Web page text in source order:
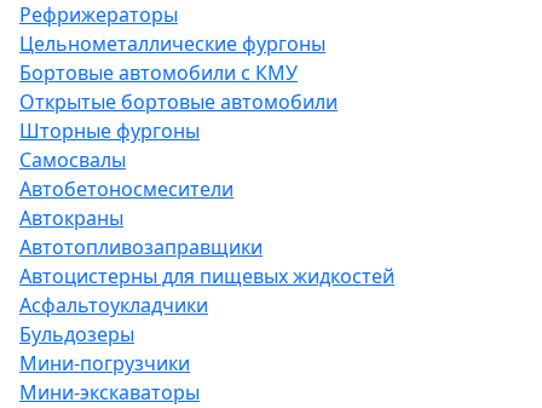
Рефрижераторы
Цельнометаллические фургоны
Бортовые автомобили с КМУ
Открытые бортовые автомобили
Шторные фургоны
Самосвалы
Автобетоносмесители
Автокраны
Автотопливозаправщики
Автоцистерны для пищевых жидкостей
Асфальтоукладчики
Бульдозеры
Мини-погрузчики
Мини-экскаваторы